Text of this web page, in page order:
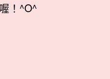
！^O^